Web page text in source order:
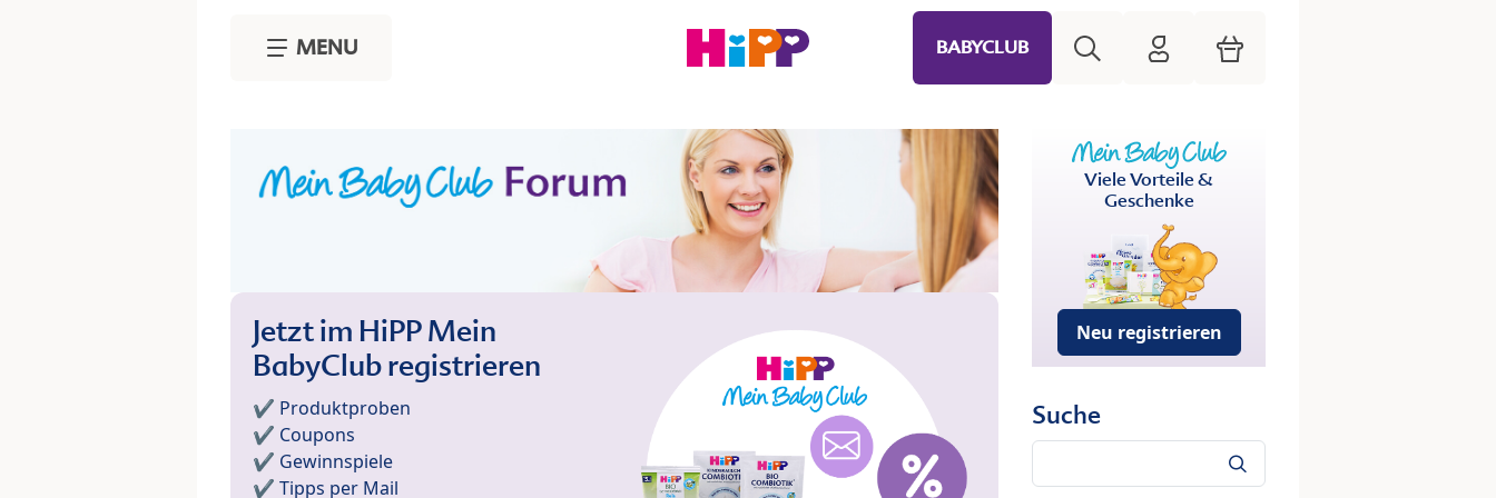
MENU BABYCLUB HiPP Mein Babyclub
Warenkorb
Jetzt im HiPP Mein
BabyClub registrieren
✔️ Produktproben
✔️ Coupons
✔️ Gewinnspiele
✔️ Tipps per Mail
Viele Vorteile &
Geschenke
Neu registrieren
Suche